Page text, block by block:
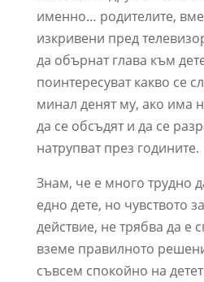
именно… родителите,
изкривени пред
да обърнат глава към
поинтересуват какво се
минал денят му, ако има
да се обсъдят и да се
натрупват през годините.
Знам, че е много трудно
едно дете, но чувството
действие, не трябва да е
вземе правилното
съвсем спокойно на